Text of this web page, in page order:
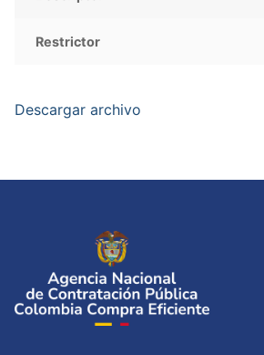
Restrictor
Descargar archivo